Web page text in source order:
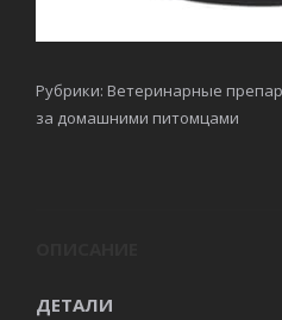
Рубрики: Ветеринарные
за домашними питомцами
ДЕТАЛИ